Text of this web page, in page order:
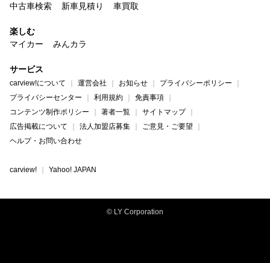
中古車検索
新車見積り 車買取
楽しむ
マイカー
みんカラ
サービス
carview!について 運営会社 お知らせ
プライバシーポリシー
プライバシーセンター
利用規約
免責事項
コンテンツ制作ポリシー
著者一覧
サイトマップ
広告掲載について
法人加盟店募集
ご意見・ご要望
ヘルプ・お問い合わせ
carview! Yahoo! JAPAN
© LY Corporation